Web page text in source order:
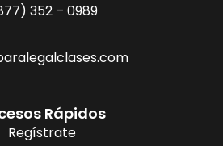
352 – 0989
Rápidos
Regístrate